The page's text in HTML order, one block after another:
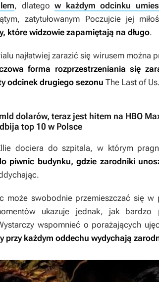
, dlategow każdym odcinku
zatytułowanym Poczujcie jej
które widzowie zapamiętają na długo.
najłatwiej zarazić się wirusem można
forma rozprzestrzeniania się
odcinek drugiego sezonu The Last of Us.
dolarów, teraz jest hitem na HBO
top 10 w Polsce
dociera do szpitala, w którym
piwnic budynku, gdzie zarodniki
może swobodnie przemieszczać się w
ukazuje jednak, jak bardzo
wspomnieć o porażających
przy każdym oddechu wydychają